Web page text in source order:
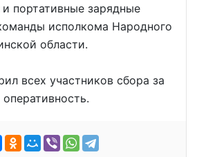
портативные зарядные
исполкома Народного
области.
всех участников сбора за